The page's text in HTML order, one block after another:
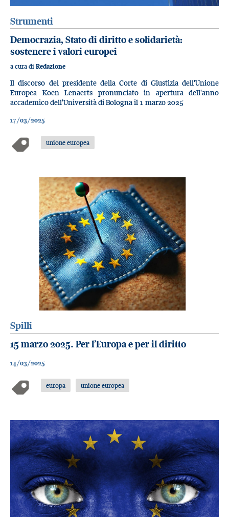
Strumenti
Democrazia, Stato di diritto e solidarietà:
sostenere i valori europei
a cura di Redazione
Il discorso del presidente della Corte di Giustizia dell'Unione
Europea Koen Lenaerts pronunciato in apertura dell'anno
accademico dell'Università di Bologna il 1 marzo 2025
17/03/2025
unione europea
Spilli
15 marzo 2025. Per l’Europa e per il diritto
14/03/2025
europa unione europea